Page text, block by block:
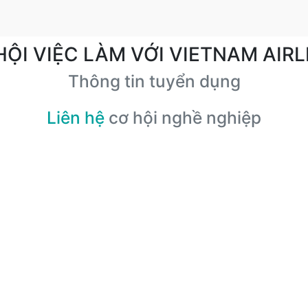
VIỆC LÀM VỚI VIETNAM
Thông tin tuyển dụng
Liên hệ cơ hội nghề nghiệp